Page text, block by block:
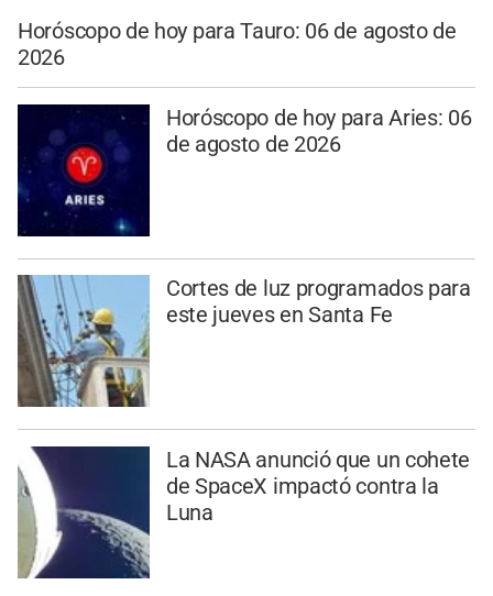
Horóscopo de hoy para Tauro: 06 de agosto de
2026
Horóscopo de hoy para Aries: 06
de agosto de 2026
Cortes de luz programados para
este jueves en Santa Fe
La NASA anunció que un cohete
de SpaceX impactó contra la
Luna